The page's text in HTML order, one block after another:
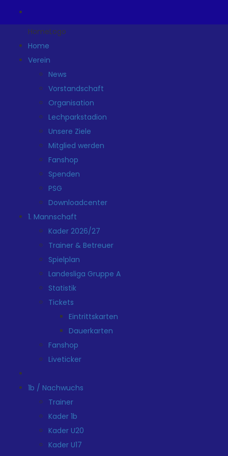
HomeLogo
Home
Verein
News
Vorstandschaft
Organisation
Lechparkstadion
Unsere Ziele
Mitglied werden
Fanshop
Spenden
PSG
Downloadcenter
1. Mannschaft
Kader 2026/27
Trainer & Betreuer
Spielplan
Landesliga Gruppe A
Statistik
Tickets
Eintrittskarten
Dauerkarten
Fanshop
Liveticker
1b / Nachwuchs
Trainer
Kader 1b
Kader U20
Kader U17